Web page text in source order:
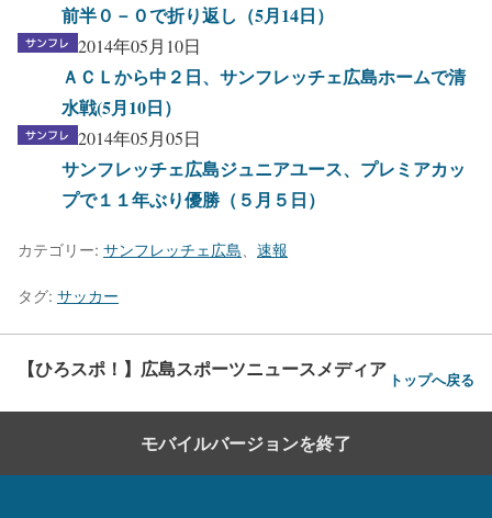
前半０－０で折り返し（5月14日）
2014年05月10日
ＡＣＬから中２日、サンフレッチェ広島ホームで清
水戦(5月10日）
2014年05月05日
サンフレッチェ広島ジュニアユース、プレミアカッ
プで１１年ぶり優勝（５月５日）
カテゴリー: サンフレッチェ広島 速報
タグ: サッカー
【ひろスポ！】広島スポーツニュースメディア トップへ戻る
モバイルバージョンを終了